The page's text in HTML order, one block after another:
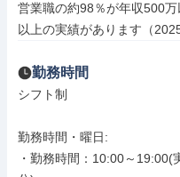
営業職の約98％が年収500
以上の実績があります（
勤務時間
シフト制
勤務時間・曜日:
・勤務時間：10:00～